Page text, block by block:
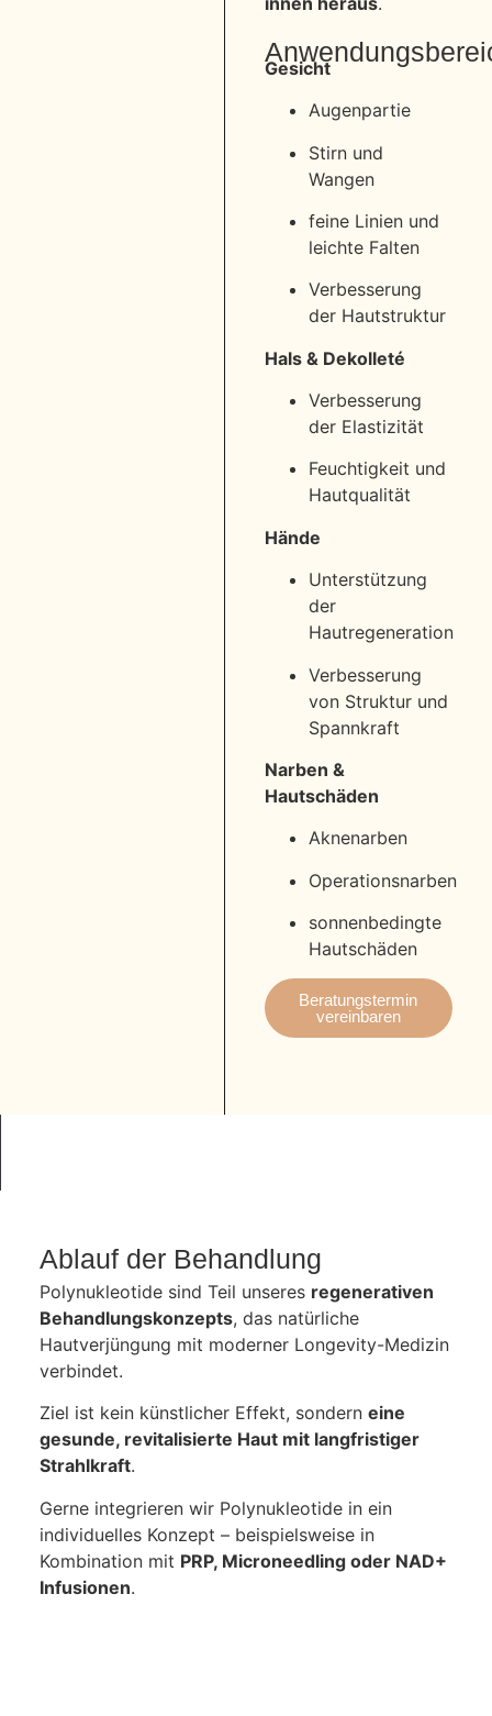
Gesicht
Augenpartie
Stirn und
Wangen
feine Linien und
leichte Falten
Verbesserung
der Hautstruktur
Hals & Dekolleté
Verbesserung
der Elastizität
Feuchtigkeit und
Hautqualität
Hände
Unterstützung
der
Hautregeneration
Verbesserung
von Struktur und
Spannkraft
Narben &
Hautschäden
Aknenarben
Operationsnarben
sonnenbedingte
Hautschäden
Beratungstermin
vereinbaren
Ablauf der Behandlung
Polynukleotide sind Teil unseres regenerativen
Behandlungskonzepts, das natürliche
Hautverjüngung mit moderner Longevity-Medizin
verbindet.
Ziel ist kein künstlicher Effekt, sondern eine
gesunde, revitalisierte Haut mit langfristiger
Strahlkraft.
Gerne integrieren wir Polynukleotide in ein
individuelles Konzept – beispielsweise in
Kombination mit PRP, Microneedling oder NAD+
Infusionen.